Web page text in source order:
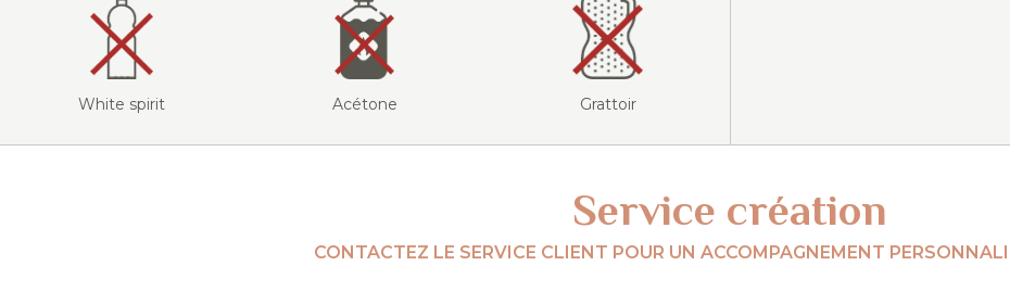
White spirit Acétone Grattoir
Service création
CONTACTEZ LE SERVICE CLIENT POUR UN ACCOMPAGNEMENT